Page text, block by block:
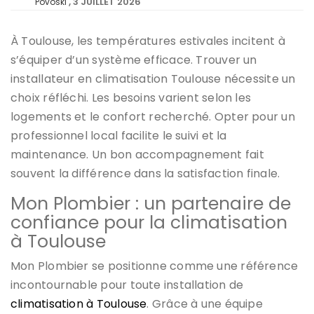
À Toulouse, les températures estivales incitent à
s’équiper d’un système efficace. Trouver un
installateur en climatisation Toulouse nécessite un
choix réfléchi. Les besoins varient selon les
logements et le confort recherché. Opter pour un
professionnel local facilite le suivi et la
maintenance. Un bon accompagnement fait
souvent la différence dans la satisfaction finale.
Mon Plombier : un partenaire de
confiance pour la climatisation
à Toulouse
Mon Plombier se positionne comme une référence
incontournable pour toute installation de
climatisation à Toulouse. Grâce à une équipe